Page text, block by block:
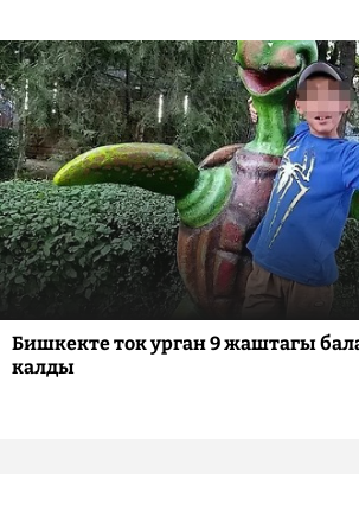
Бишкекте ток урган 9 жаштагы
калды